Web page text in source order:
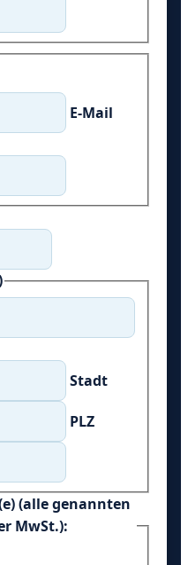
E-Mail
Stadt
PLZ
(alle genannten
MwSt.):